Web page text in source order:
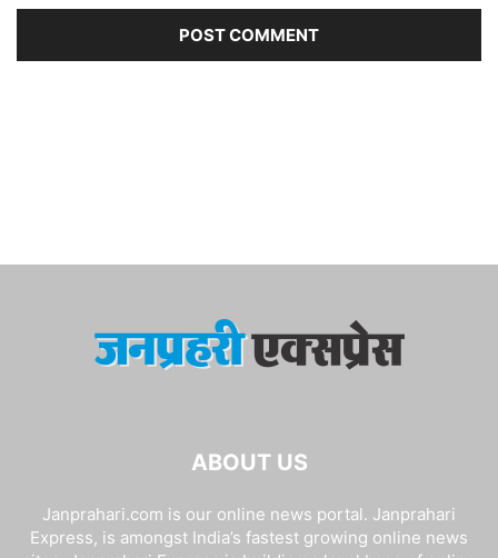
ABOUT US
Janprahari.com is our online news portal. Janprahari
Express, is amongst India’s fastest growing online news